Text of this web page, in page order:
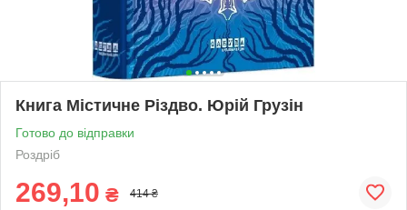
Книга Містичне Різдво. Юрій Грузін
Готово до відправки
Роздріб
269,10 ₴ 414 ₴